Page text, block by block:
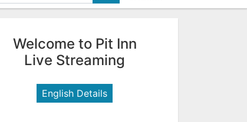
Welcome to Pit Inn
Live Streaming
English Details